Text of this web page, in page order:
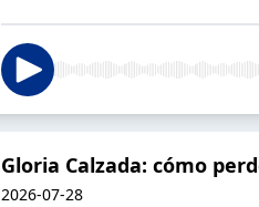
Gloria Calzada: cómo
2026-07-28